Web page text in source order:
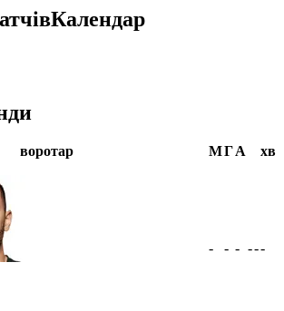
Календар
воротар МГА хв
- - - ---